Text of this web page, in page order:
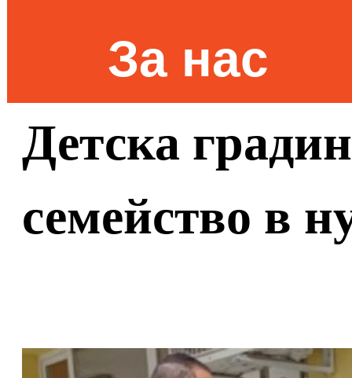
За нас
Детска
семейство в